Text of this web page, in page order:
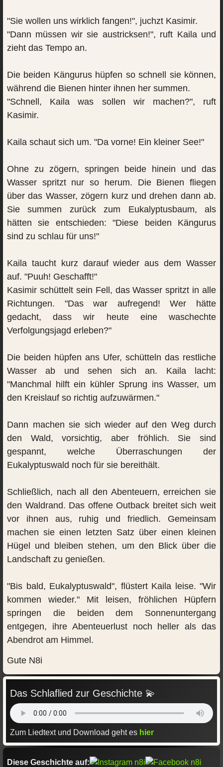
"Sie wollen uns wirklich fangen!", juchzt Kasimir.
"Dann müssen wir sie austricksen!", ruft Kaila und
zieht das Tempo an.
Die beiden Kängurus hüpfen so schnell sie können,
während die Bienen hinter ihnen her summen.
"Schnell, Kaila was sollen wir machen?", ruft
Kasimir.
Kaila schaut sich um. "Da vorne! Ein kleiner See!"
Ohne zu zögern, springen beide hinein und das
Wasser spritzt nur so herum. Die Bienen fliegen
über das Wasser, zögern kurz und drehen dann ab.
Sie summen zurück zum Eukalyptusbaum, als
hätten sie entschieden: "Diese beiden Kängurus
sind zu schlau für uns!"
Kaila taucht kurz darauf wieder aus dem Wasser
auf. "Puuh! Geschafft!"
Kasimir schüttelt sein Fell, das Wasser spritzt in alle
Richtungen. "Das war aufregend! Wer hätte
gedacht, dass wir heute eine waschechte
Verfolgungsjagd erleben?"
Die beiden hüpfen ans Ufer, schütteln das restliche
Wasser ab und sehen sich an. Kaila lacht:
"Manchmal hilft ein kühler Sprung ins Wasser, um
den Kreislauf so richtig aufzuwärmen."
Dann machen sie sich wieder auf den Weg durch
den Wald, vorsichtig, aber fröhlich. Sie sind
gespannt, welche Überraschungen der
Eukalyptuswald noch für sie bereithält.
Schließlich, nach all den Abenteuern, erreichen sie
den Waldrand. Das offene Outback breitet sich weit
vor ihnen aus, ruhig und friedlich. Gemeinsam
machen sie einen letzten Satz über einen kleinen
Hügel und bleiben stehen, um den Blick über die
Landschaft zu genießen.
"Bis bald, Eukalyptuswald", flüstert Kaila leise. "Wir
kommen wieder." Mit leisen, fröhlichen Hüpfern
springen die beiden dem Sonnenuntergang
entgegen, ihre Abenteuerlust noch heller als das
Abendrot am Himmel.
Gute N8i
Diese Geschichte auf:
Das Schlaflied zur Geschichte 💫
Zum Liedtext und Download geht es hier